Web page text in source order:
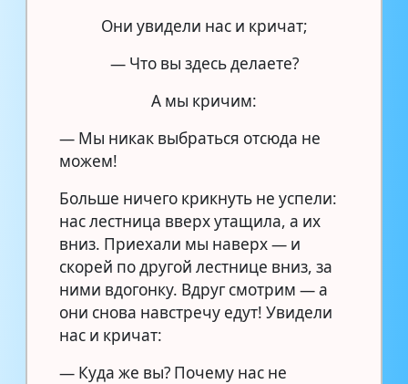
Они увидели нас и кричат;
— Что вы здесь делаете?
А мы кричим:
— Мы никак выбраться отсюда не
можем!
Больше ничего крикнуть не успели:
нас лестница вверх утащила, а их
вниз. Приехали мы наверх — и
скорей по другой лестнице вниз, за
ними вдогонку. Вдруг смотрим — а
они снова навстречу едут! Увидели
нас и кричат:
— Куда же вы? Почему нас не